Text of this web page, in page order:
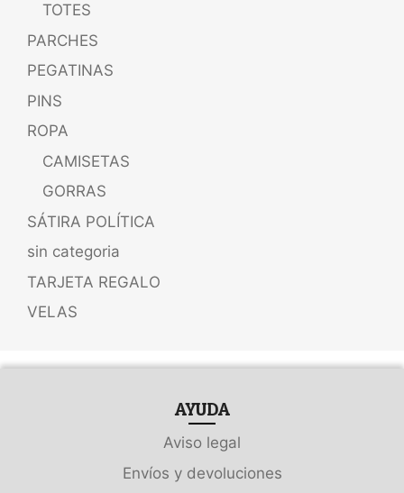
TOTES
PARCHES
PEGATINAS
PINS
ROPA
CAMISETAS
GORRAS
SÁTIRA POLÍTICA
sin categoria
TARJETA REGALO
VELAS
AYUDA
Aviso legal
Envíos y devoluciones